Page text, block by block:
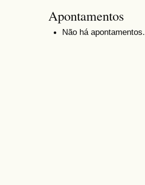
Apontamentos
Não há apontamentos.